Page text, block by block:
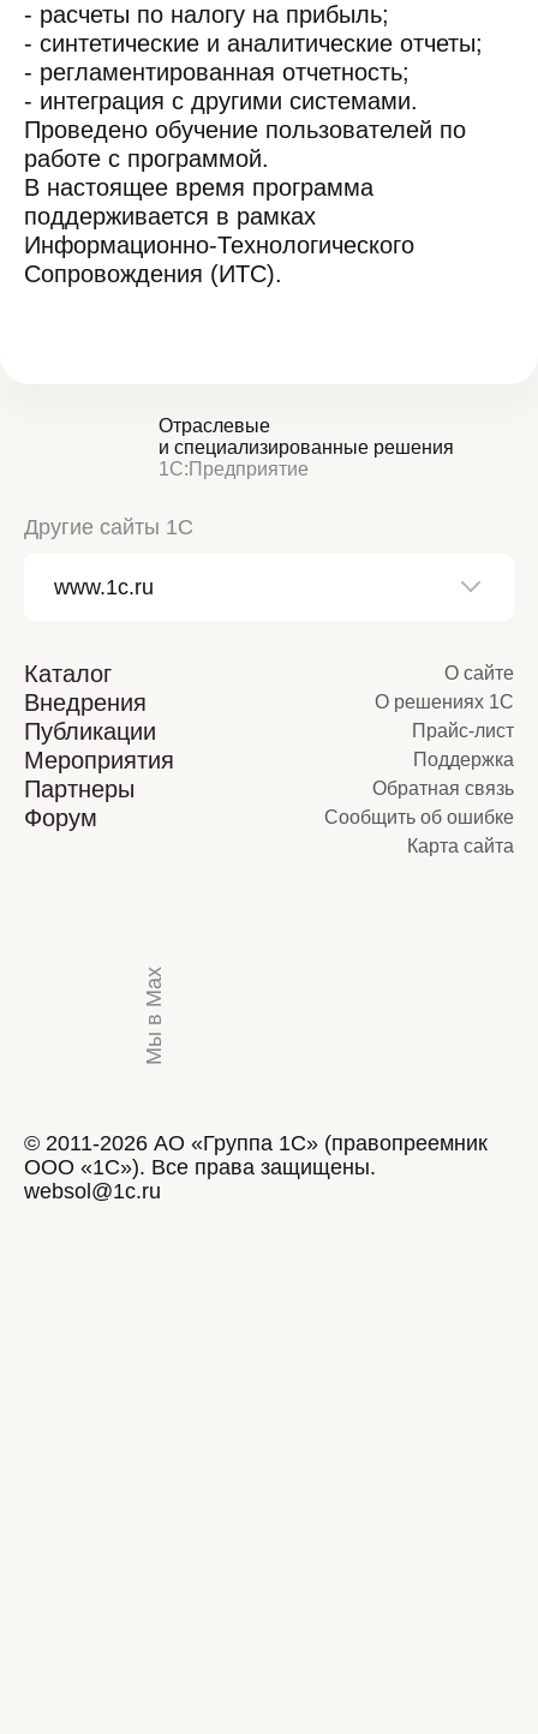
- расчеты по налогу на прибыль;
- синтетические и аналитические отчеты;
- регламентированная отчетность;
- интеграция с другими системами.
Проведено обучение пользователей по
работе с программой.
В настоящее время программа
поддерживается в рамках
Информационно-Технологического
Сопровождения (ИТС).
Отраслевые
и специализированные решения
1С:Предприятие
Другие сайты 1С
Каталог
Внедрения
Публикации
Мероприятия
Партнеры
Форум
О сайте
О решениях 1С
Прайс-лист
Поддержка
Обратная связь
Сообщить об ошибке
Карта сайта
Мы в Max
© 2011-2026 АО «Группа 1С» (правопреемник
ООО «1С»). Все права защищены.
websol@1c.ru